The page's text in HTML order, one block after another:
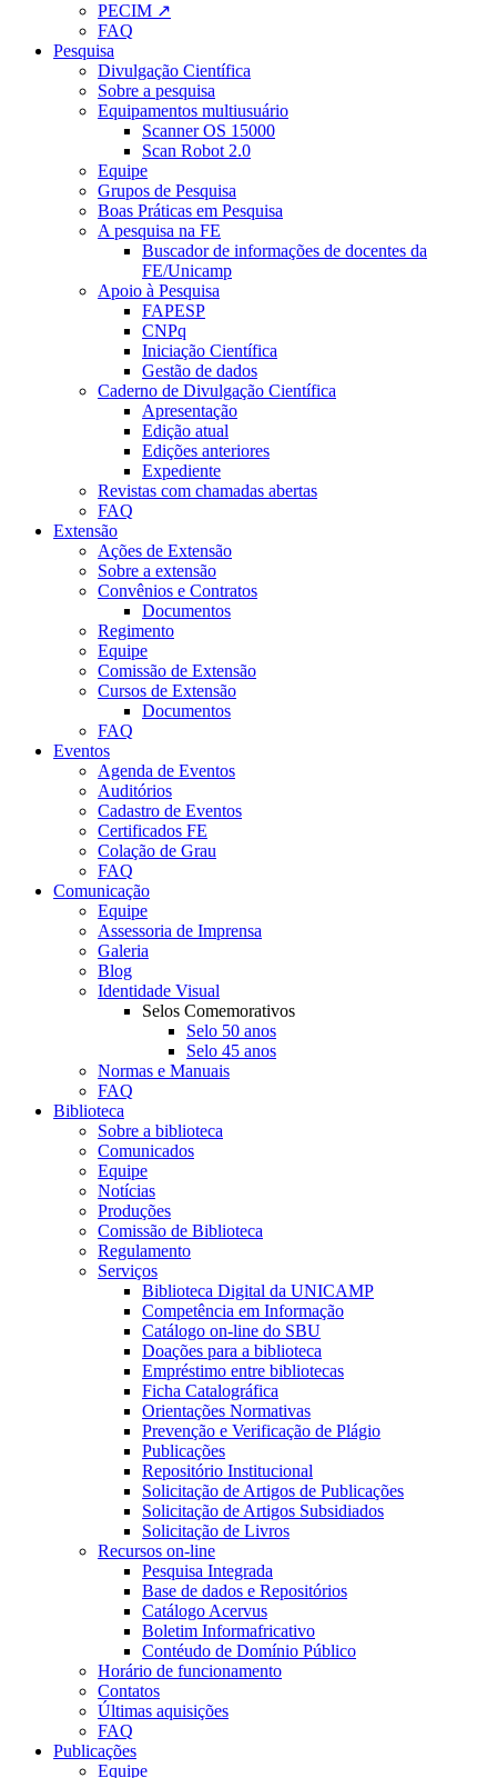
PECIM ↗
FAQ
Pesquisa
Divulgação Científica
Sobre a pesquisa
Equipamentos multiusuário
Scanner OS 15000
Scan Robot 2.0
Equipe
Grupos de Pesquisa
Boas Práticas em Pesquisa
A pesquisa na FE
Buscador de informações de docentes da
FE/Unicamp
Apoio à Pesquisa
FAPESP
CNPq
Iniciação Científica
Gestão de dados
Caderno de Divulgação Científica
Apresentação
Edição atual
Edições anteriores
Expediente
Revistas com chamadas abertas
FAQ
Extensão
Ações de Extensão
Sobre a extensão
Convênios e Contratos
Documentos
Regimento
Equipe
Comissão de Extensão
Cursos de Extensão
Documentos
FAQ
Eventos
Agenda de Eventos
Auditórios
Cadastro de Eventos
Certificados FE
Colação de Grau
FAQ
Comunicação
Equipe
Assessoria de Imprensa
Galeria
Blog
Identidade Visual
Selos Comemorativos
Selo 50 anos
Selo 45 anos
Normas e Manuais
FAQ
Biblioteca
Sobre a biblioteca
Comunicados
Equipe
Notícias
Produções
Comissão de Biblioteca
Regulamento
Serviços
Biblioteca Digital da UNICAMP
Competência em Informação
Catálogo on-line do SBU
Doações para a biblioteca
Empréstimo entre bibliotecas
Ficha Catalográfica
Orientações Normativas
Prevenção e Verificação de Plágio
Publicações
Repositório Institucional
Solicitação de Artigos de Publicações
Solicitação de Artigos Subsidiados
Solicitação de Livros
Recursos on-line
Pesquisa Integrada
Base de dados e Repositórios
Catálogo Acervus
Boletim Informafricativo
Contéudo de Domínio Público
Horário de funcionamento
Contatos
Últimas aquisições
FAQ
Publicações
Equipe